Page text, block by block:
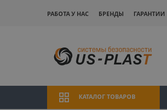
РАБОТА У НАС БРЕНДЫ ГАРАНТИИ
КАТАЛОГ ТОВАРОВ